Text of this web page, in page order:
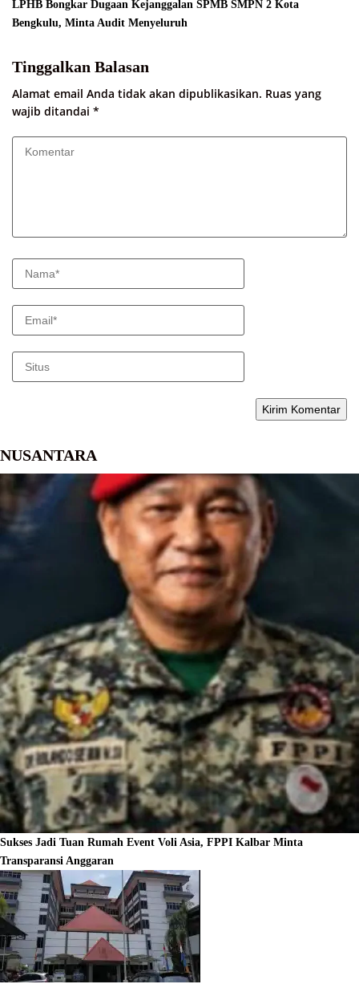
LPHB Bongkar Dugaan Kejanggalan SPMB SMPN 2 Kota
Bengkulu, Minta Audit Menyeluruh
Tinggalkan Balasan
Alamat email Anda tidak akan dipublikasikan. Ruas yang
wajib ditandai *
NUSANTARA
Sukses Jadi Tuan Rumah Event Voli Asia, FPPI Kalbar Minta
Transparansi Anggaran